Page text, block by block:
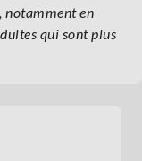
notamment en
qui sont plus